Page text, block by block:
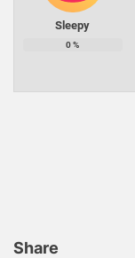
Share
Sleepy
0%